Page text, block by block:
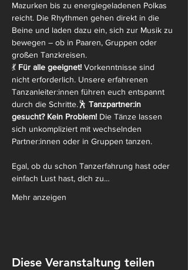
Mazurken bis zu energiegeladenen Polkas
reicht. Die Rhythmen gehen direkt in die
Beine und laden dazu ein, sich zur Musik zu
bewegen – ob in Paaren, Gruppen oder
großen Tanzkreisen.
💃 Für alle geeignet! Vorkenntnisse sind
nicht erforderlich. Unsere erfahrenen
Tanzanleiter:innen führen euch entspannt
durch die Schritte.🕺 Tanzpartner:in
gesucht? Kein Problem! Die Tänze lassen
sich unkompliziert mit wechselnden
Partner:innen oder in Gruppen tanzen.
Egal, ob du schon Tanzerfahrung hast oder
einfach Lust hast, dich zu…
Mehr anzeigen
Diese Veranstaltung teilen